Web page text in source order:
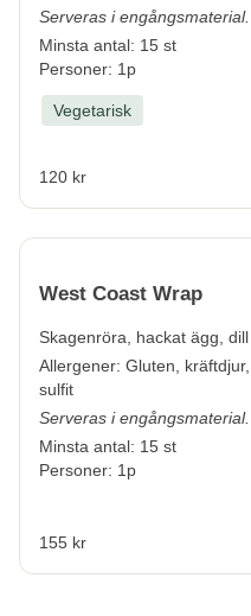
Serveras i engångsmaterial.
Minsta antal: 15 st
Personer: 1p
Vegetarisk
120 kr
West Coast Wrap
Skagenröra, hackat ägg,
Allergener: Gluten,
sulfit
Serveras i engångsmaterial.
Minsta antal: 15 st
Personer: 1p
155 kr